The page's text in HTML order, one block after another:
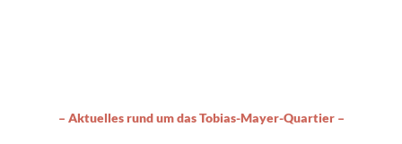
– Aktuelles rund um das Tobias-Mayer-Quartier –